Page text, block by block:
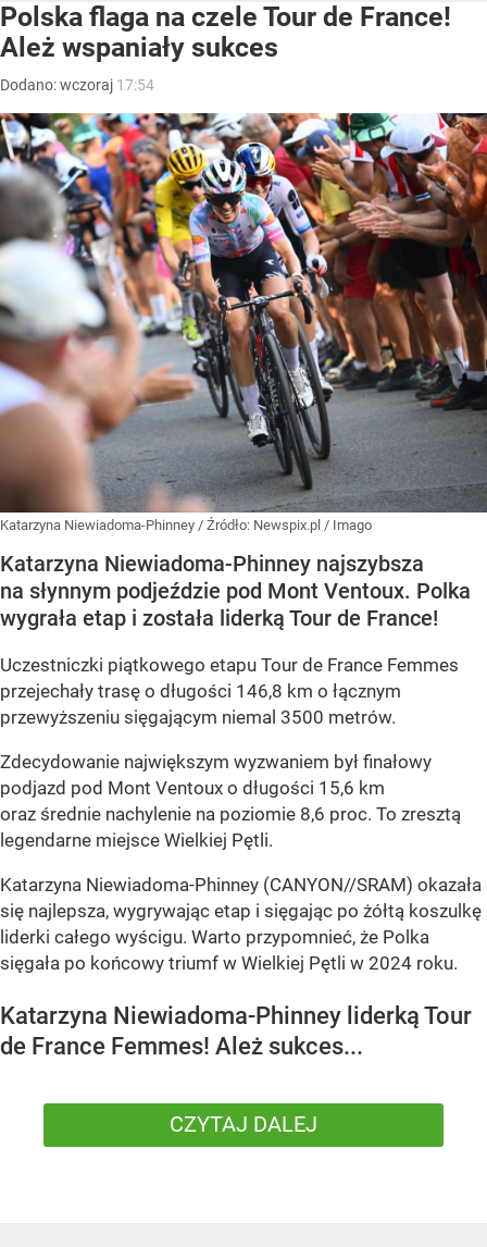
Polska flaga na czele Tour de France!
Ależ wspaniały sukces
Dodano:wczoraj 17:54
Katarzyna Niewiadoma-Phinney / Źródło: Newspix.pl / Imago
Katarzyna Niewiadoma-Phinney najszybsza
na słynnym podjeździe pod Mont Ventoux. Polka
wygrała etap i została liderką Tour de France!
Uczestniczki piątkowego etapu Tour de France Femmes
przejechały trasę o długości 146,8 km o łącznym
przewyższeniu sięgającym niemal 3500 metrów.
Zdecydowanie największym wyzwaniem był finałowy
podjazd pod Mont Ventoux o długości 15,6 km
oraz średnie nachylenie na poziomie 8,6 proc. To zresztą
legendarne miejsce Wielkiej Pętli.
Katarzyna Niewiadoma-Phinney (CANYON//SRAM) okazała
się najlepsza, wygrywając etap i sięgając po żółtą koszulkę
liderki całego wyścigu. Warto przypomnieć, że Polka
sięgała po końcowy triumf w Wielkiej Pętli w 2024 roku.
Katarzyna Niewiadoma-Phinney liderką Tour
de France Femmes! Ależ sukces...
CZYTAJ DALEJ